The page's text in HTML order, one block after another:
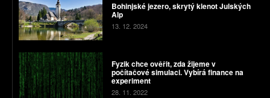
Bohinjské jezero, skrytý klenot Julských
Alp
13. 12. 2024
Fyzik chce ověřit, zda žijeme v
počítačové simulaci. Vybírá finance na
experiment
28. 11. 2022